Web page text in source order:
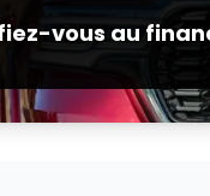
vous au